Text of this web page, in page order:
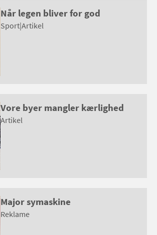
Når legen bliver for god
Sport|Artikel
Vore byer mangler kærlighed
Artikel
Major symaskine
Reklame